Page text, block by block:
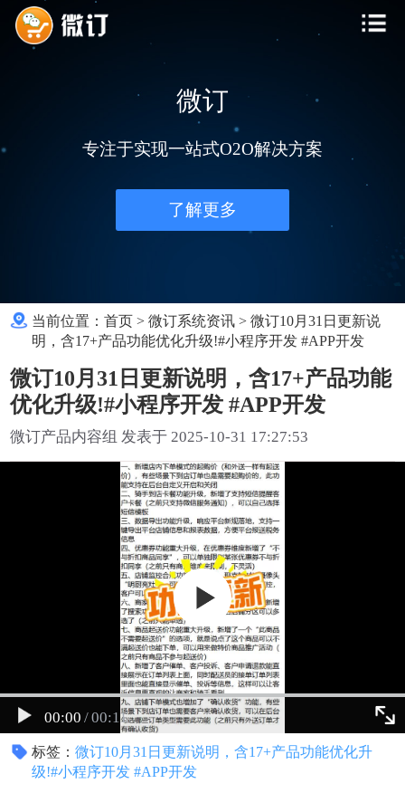
微订
专注于实现一站式O2O解决方案
了解更多
当前位置：首页 >微订系统资讯 >微订10月31日更新说
明，含17+产品功能优化升级!#小程序开发 #APP开发
微订10月31日更新说明，含17+产品功能
优化升级!#小程序开发 #APP开发
微订产品内容组 发表于 2025-10-31 17:27:53
00:00 /00:11
标签：微订10月31日更新说明，含17+产品功能优化升
级!#小程序开发 #APP开发